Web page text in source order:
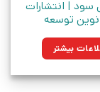
سود | انتشارات
توسعه
بیشتر